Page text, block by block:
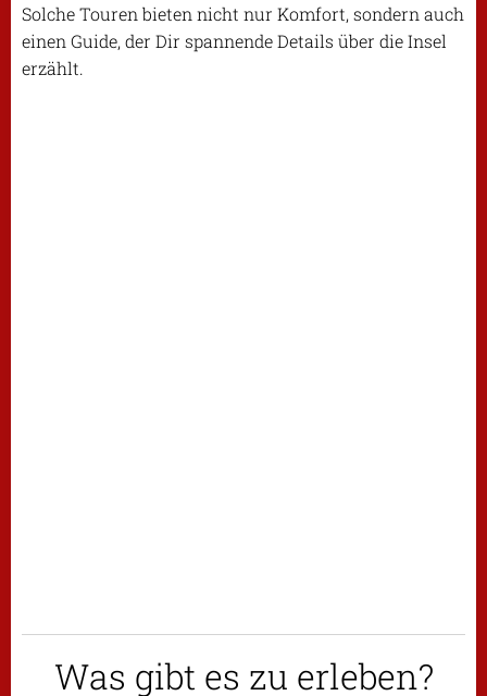
Solche Touren bieten nicht nur Komfort, sondern auch
einen Guide, der Dir spannende Details über die Insel
erzählt.
Was gibt es zu erleben?